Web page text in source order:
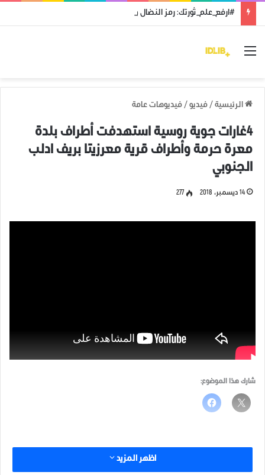
#ارفع_علم_ثورتك: رمز النضال ووحدة الهدف
القائمة
الرئيسية / فيديو / فيديوهات عامة
4غارات جوية روسية استهدفت أطراف بلدة
معرة حرمة وأطراف قرية معرزيتا بريف ادلب
الجنوبي
14 ديسمبر، 2018 277
شارك هذا الموضوع:
اظهر المزيد